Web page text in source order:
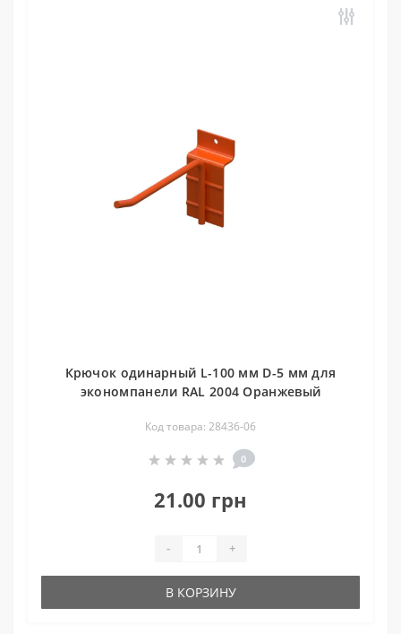
Крючок одинарный L-100 мм D-5 мм для
экономпанели RAL 2004 Оранжевый
Код товара: 28436-06
0
21.00 грн
- +
В КОРЗИНУ